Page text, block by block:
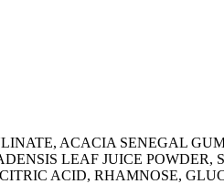
ACACIA SENEGAL
LEAF JUICE
ACID, RHAMNOSE,